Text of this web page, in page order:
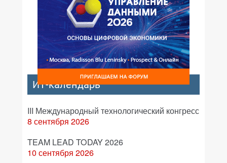
ИТ-календарь
III Международный технологический конгресс
8 сентября 2026
TEAM LEAD TODAY 2026
10 сентября 2026